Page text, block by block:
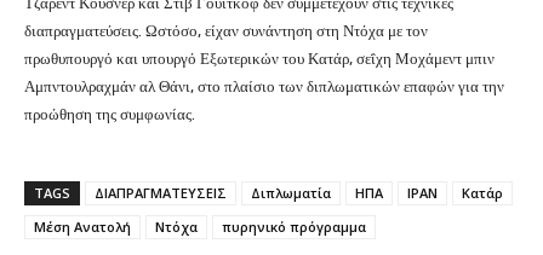
διαπραγματεύσεις. Ωστόσο, είχαν συνάντηση στη Ντόχα με τον
πρωθυπουργό και υπουργό Εξωτερικών του Κατάρ, σεΐχη Μοχάμεντ μπιν
Αμπντουλραχμάν αλ Θάνι, στο πλαίσιο των διπλωματικών επαφών για την
προώθηση της συμφωνίας.
TAGS ΔΙΑΠΡΑΓΜΑΤΕΥΣΕΙΣ Διπλωματία ΗΠΑ ΙΡΑΝ
Κατάρ
Μέση Ανατολή
Ντόχα πυρηνικό πρόγραμμα